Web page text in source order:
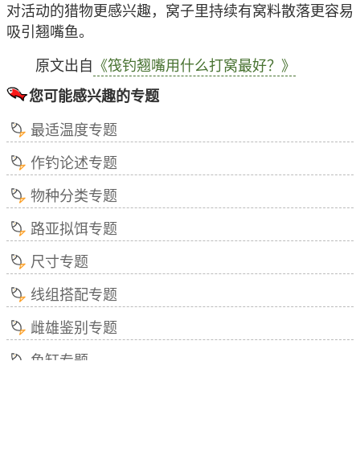
米、高粱、小麦、大米等酿酒后剩余的残渣，尤其适合
气温偏高的季节使用，优点是聚鱼速度快、穿透力强并
原文出自 《野钓排名第一的窝料》
酒糟之<十>
野钓可以用酒糟打窝，所谓酒糟就是指玉米、高
粱、小麦、大米等酿酒后剩余的残渣，最适合暮春、夏
季、初秋等气温偏高的季节使用，优点是聚鱼速度快、
穿透力强并能降低鱼的警惕性，缺点是漂浮物多、留鱼
成分少。
原文出自《野钓什么东西诱鱼最快？》
酒糟是高梁、玉米等谷物酿酒后剩余的残渣，有浓